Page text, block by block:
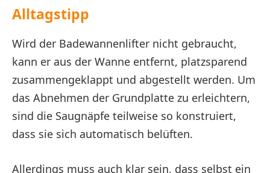
Alltagstipp
Wird der Badewannenlifter nicht gebraucht,
kann er aus der Wanne entfernt, platzsparend
zusammengeklappt und abgestellt werden. Um
das Abnehmen der Grundplatte zu erleichtern,
sind die Saugnäpfe teilweise so konstruiert,
dass sie sich automatisch belüften.
Allerdings muss auch klar sein, dass selbst ein